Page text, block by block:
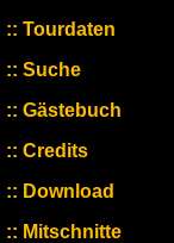
Tourdaten
Suche
Gästebuch
Credits
Download
Mitschnitte